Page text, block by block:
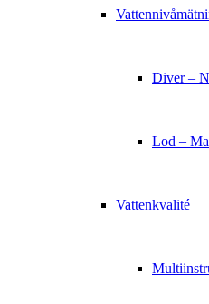
Diver –
Lod –
Vattenkvalité